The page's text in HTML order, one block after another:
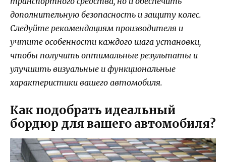
дополнительную безопасность и защиту колес.
Следуйте рекомендациям производителя и
учтите особенности каждого шага установки,
чтобы получить оптимальные результаты и
улучшить визуальные и функциональные
характеристики вашего автомобиля.
Как подобрать идеальный
бордюр для вашего автомобиля?